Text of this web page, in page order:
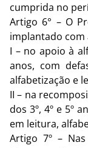
cumprida no
Artigo 6° – O
implantado
I – no apoio à
anos, com
alfabetização e
II – na
dos 3º, 4º e 5º
em leitura,
Artigo 7º –